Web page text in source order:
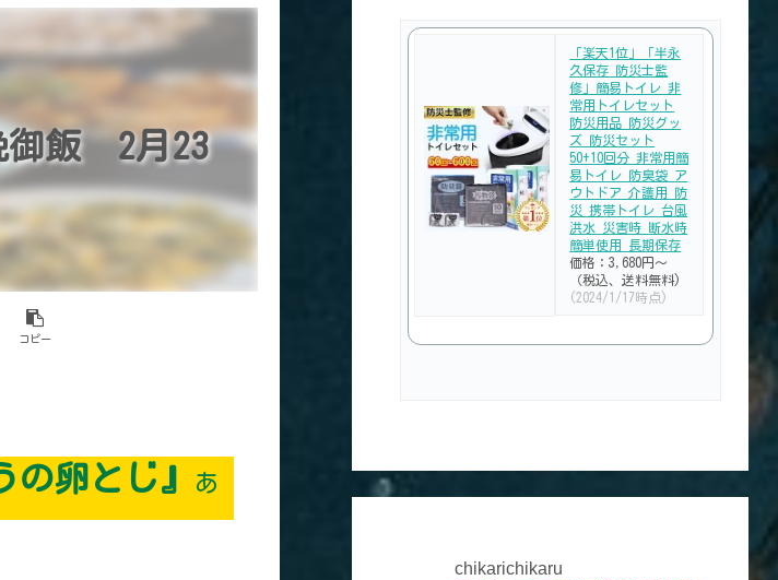
御飯 2月23
コピー
卵とじ』
あ
「楽天1位」「半永
久保存 防災士監
修」簡易トイレ 非
常用トイレセット
防災用品 防災グッ
ズ 防災セット
50+10回分 非常用簡
易トイレ 防臭袋 ア
ウトドア 介護用 防
災 携帯トイレ 台風
洪水 災害時 断水時
簡単使用 長期保存
価格：3,680円～
（税込、送料無料)
(2024/1/17時点)
chikarichikaru